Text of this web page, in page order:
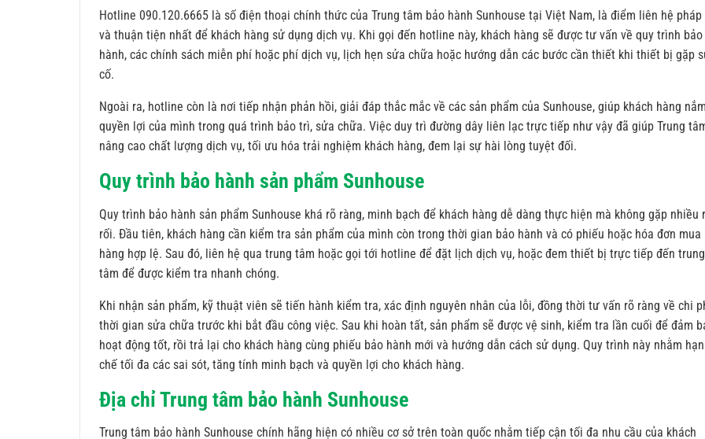
Hotline 090.120.6665 là số điện thoại chính thức của Trung tâm bảo hành Sunhouse tại Việt Nam, là điểm liên hệ pháp
và thuận tiện nhất để khách hàng sử dụng dịch vụ. Khi gọi đến hotline này, khách hàng sẽ được tư vấn về quy trình bảo
hành, các chính sách miễn phí hoặc phí dịch vụ, lịch hẹn sửa chữa hoặc hướng dẫn các bước cần thiết khi thiết bị gặp
cố.
Ngoài ra, hotline còn là nơi tiếp nhận phản hồi, giải đáp thắc mắc về các sản phẩm của Sunhouse, giúp khách hàng
quyền lợi của mình trong quá trình bảo trì, sửa chữa. Việc duy trì đường dây liên lạc trực tiếp như vậy đã giúp Trung
nâng cao chất lượng dịch vụ, tối ưu hóa trải nghiệm khách hàng, đem lại sự hài lòng tuyệt đối.
Quy trình bảo hành sản phẩm Sunhouse
Quy trình bảo hành sản phẩm Sunhouse khá rõ ràng, minh bạch để khách hàng dễ dàng thực hiện mà không gặp nhiều
rối. Đầu tiên, khách hàng cần kiểm tra sản phẩm của mình còn trong thời gian bảo hành và có phiếu hoặc hóa đơn mua
hàng hợp lệ. Sau đó, liên hệ qua trung tâm hoặc gọi tới hotline để đặt lịch dịch vụ, hoặc đem thiết bị trực tiếp đến trung
tâm để được kiểm tra nhanh chóng.
Khi nhận sản phẩm, kỹ thuật viên sẽ tiến hành kiểm tra, xác định nguyên nhân của lỗi, đồng thời tư vấn rõ ràng về chi
thời gian sửa chữa trước khi bắt đầu công việc. Sau khi hoàn tất, sản phẩm sẽ được vệ sinh, kiểm tra lần cuối để đảm
hoạt động tốt, rồi trả lại cho khách hàng cùng phiếu bảo hành mới và hướng dẫn cách sử dụng. Quy trình này nhằm hạn
chế tối đa các sai sót, tăng tính minh bạch và quyền lợi cho khách hàng.
Địa chỉ Trung tâm bảo hành Sunhouse
Trung tâm bảo hành Sunhouse chính hãng hiện có nhiều cơ sở trên toàn quốc nhằm tiếp cận tối đa nhu cầu của khách